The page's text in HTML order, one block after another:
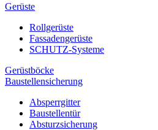
Gerüste
Rollgerüste
Fassadengerüste
SCHUTZ-Systeme
Gerüstböcke
Baustellensicherung
Absperrgitter
Baustellentür
Absturzsicherung